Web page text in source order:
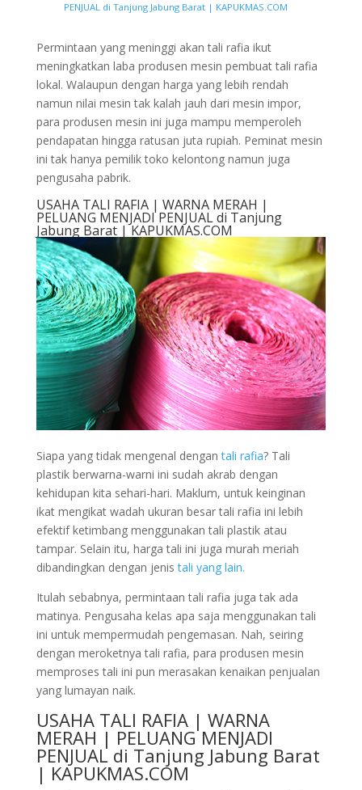
PENJUAL di Tanjung Jabung Barat | KAPUKMAS.COM
Permintaan yang meninggi akan tali rafia ikut
meningkatkan laba produsen mesin pembuat tali rafia
lokal. Walaupun dengan harga yang lebih rendah
namun nilai mesin tak kalah jauh dari mesin impor,
para produsen mesin ini juga mampu memperoleh
pendapatan hingga ratusan juta rupiah. Peminat mesin
ini tak hanya pemilik toko kelontong namun juga
pengusaha pabrik.
USAHA TALI RAFIA | WARNA MERAH |
PELUANG MENJADI PENJUAL di Tanjung
Jabung Barat | KAPUKMAS.COM
Siapa yang tidak mengenal dengantali rafia? Tali
plastik berwarna-warni ini sudah akrab dengan
kehidupan kita sehari-hari. Maklum, untuk keinginan
ikat mengikat wadah ukuran besar tali rafia ini lebih
efektif ketimbang menggunakan tali plastik atau
tampar. Selain itu, harga tali ini juga murah meriah
dibandingkan dengan jenistali yang lain.
Itulah sebabnya, permintaan tali rafia juga tak ada
matinya. Pengusaha kelas apa saja menggunakan tali
ini untuk mempermudah pengemasan. Nah, seiring
dengan meroketnya tali rafia, para produsen mesin
memproses tali ini pun merasakan kenaikan penjualan
yang lumayan naik.
USAHA TALI RAFIA | WARNA
MERAH | PELUANG MENJADI
PENJUAL di Tanjung Jabung Barat
| KAPUKMAS.COM